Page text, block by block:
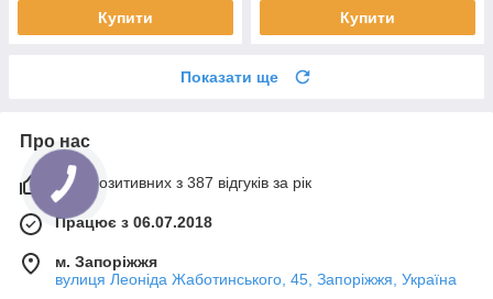
Купити Купити
Показати ще
Про нас
97% позитивних з 387 відгуків за рік
Працює з 06.07.2018
м. Запоріжжя
вулиця Леоніда Жаботинського, 45, Запоріжжя, Україна